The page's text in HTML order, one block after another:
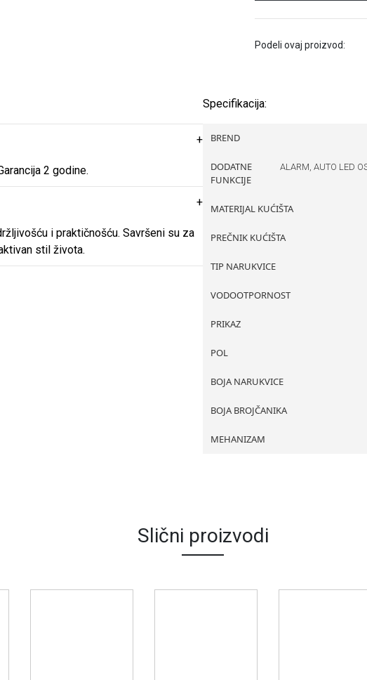
Podeli ovaj proizvod:
2 godine.
i praktičnošću. Savršeni su za
stil života.
Specifikacija:
BREND
DODATNE
FUNKCIJE
ALARM, AUTO LED
MATERIJAL KUĆIŠTA
PREČNIK KUĆIŠTA
TIP NARUKVICE
VODOOTPORNOST
PRIKAZ
POL
BOJA NARUKVICE
BOJA BROJČANIKA
MEHANIZAM
Slični proizvodi